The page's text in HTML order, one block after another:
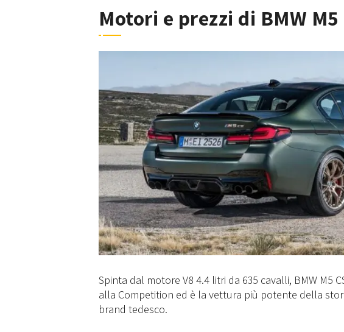
Motori e prezzi di BMW M5
Spinta dal motore V8 4.4 litri da 635 cavalli, BMW M5
alla Competition ed è la vettura più potente della
brand tedesco.